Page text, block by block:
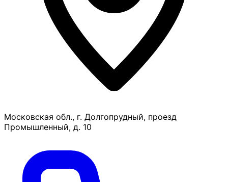
Московская обл., г. Долгопрудный, проезд
Промышленный, д. 10